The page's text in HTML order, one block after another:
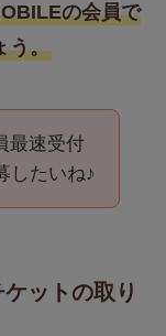
の会員で
う。
最速受付
したいね♪
ットの取り